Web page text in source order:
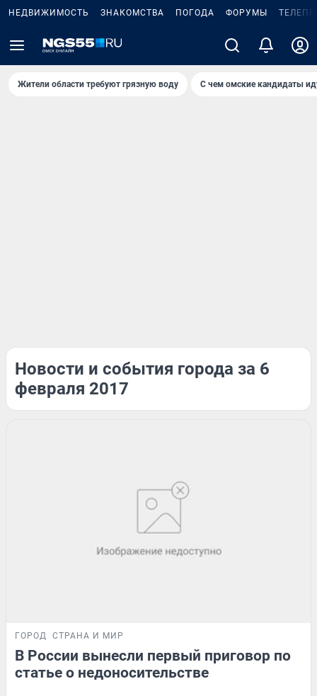
НЕДВИЖИМОСТЬ ЗНАКОМСТВА ПОГОДА ФОРУМЫ
Жители области требуют грязную воду С чем омские кандидаты
Новости и события города за 6
февраля 2017
ГОРОД СТРАНА И МИР
В России вынесли первый приговор по
статье о недоносительстве